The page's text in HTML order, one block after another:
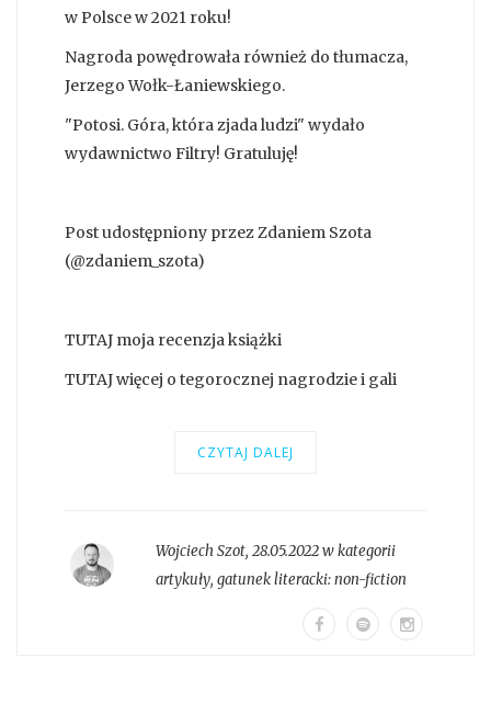
w Polsce w 2021 roku!
Nagroda powędrowała również do tłumacza,
Jerzego Wołk-Łaniewskiego.
"Potosi. Góra, która zjada ludzi" wydało
wydawnictwo Filtry! Gratuluję!
Post udostępniony przez Zdaniem Szota
(@zdaniem_szota)
TUTAJ moja recenzja książki
TUTAJ więcej o tegorocznej nagrodzie i gali
CZYTAJ DALEJ
Wojciech Szot, 28.05.2022 w kategorii
artykuły, gatunek literacki:non-fiction